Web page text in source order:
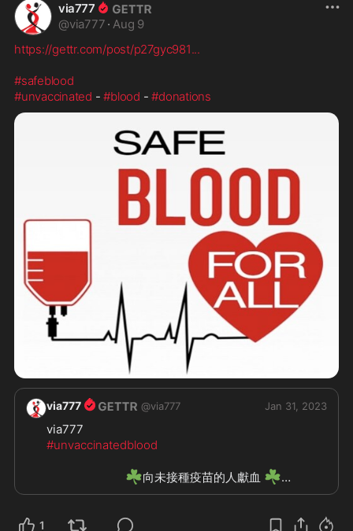
via777
@via777 · Aug 9
https://gettr.com/post/p27gyc981...
#safeblood
#unvaccinated - #blood - #donations
via777 @via777 Jan 31, 2023
#unvaccinatedblood
☘️ 向未接種疫苗的人獻血 ☘️
🇨🇭Switzerland
Unvaccinated blood donations
1